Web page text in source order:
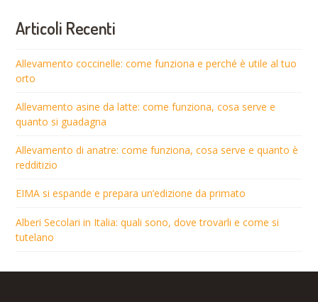
Articoli Recenti
Allevamento coccinelle: come funziona e perché è utile al tuo
orto
Allevamento asine da latte: come funziona, cosa serve e
quanto si guadagna
Allevamento di anatre: come funziona, cosa serve e quanto è
redditizio
EIMA si espande e prepara un’edizione da primato
Alberi Secolari in Italia: quali sono, dove trovarli e come si
tutelano